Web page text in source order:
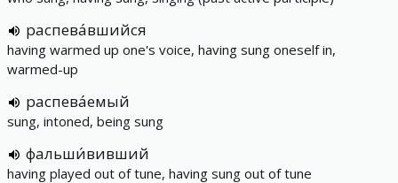
распева́вшийся
having warmed up one's voice, having sung oneself in,
warmed-up
распева́емый
sung, intoned, being sung
фальши́вивший
having played out of tune, having sung out of tune